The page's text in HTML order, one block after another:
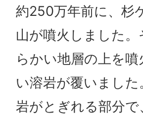
約250万年前に、杉
山が噴火しました。
らかい地層の上を噴
い溶岩が覆いました
岩がとぎれる部分で